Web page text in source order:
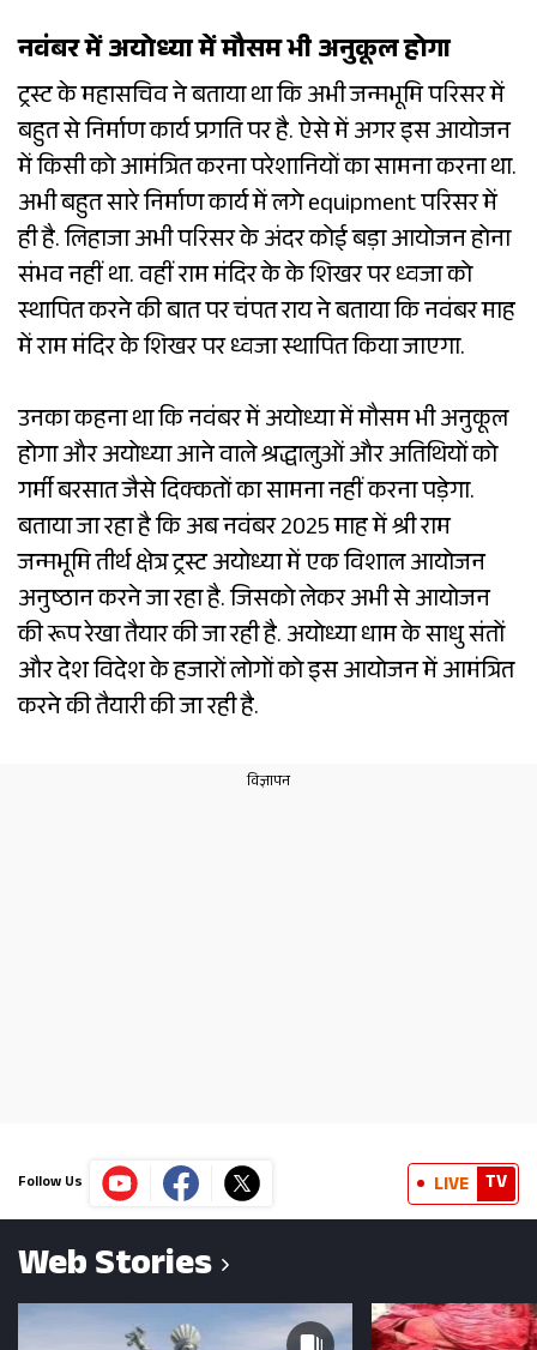
नवंबर में अयोध्या में मौसम भी अनुकूल होगा
ट्रस्ट के महासचिव ने बताया था कि अभी जन्मभूमि परिसर में
बहुत से निर्माण कार्य प्रगति पर है. ऐसे में अगर इस आयोजन
में किसी को आमंत्रित करना परेशानियों का सामना करना था.
अभी बहुत सारे निर्माण कार्य में लगे equipment परिसर में
ही है. लिहाजा अभी परिसर के अंदर कोई बड़ा आयोजन होना
संभव नहीं था. वहीं राम मंदिर के के शिखर पर ध्वजा को
स्थापित करने की बात पर चंपत राय ने बताया कि नवंबर माह
में राम मंदिर के शिखर पर ध्वजा स्थापित किया जाएगा.
उनका कहना था कि नवंबर में अयोध्या में मौसम भी अनुकूल
होगा और अयोध्या आने वाले श्रद्धालुओं और अतिथियों को
गर्मी बरसात जैसे दिक्कतों का सामना नहीं करना पड़ेगा.
बताया जा रहा है कि अब नवंबर 2025 माह में श्री राम
जन्मभूमि तीर्थ क्षेत्र ट्रस्ट अयोध्या में एक विशाल आयोजन
अनुष्ठान करने जा रहा है. जिसको लेकर अभी से आयोजन
की रूप रेखा तैयार की जा रही है. अयोध्या धाम के साधु संतों
और देश विदेश के हजारों लोगों को इस आयोजन में आमंत्रित
करने की तैयारी की जा रही है.
Follow Us LIVE TV
Web Stories